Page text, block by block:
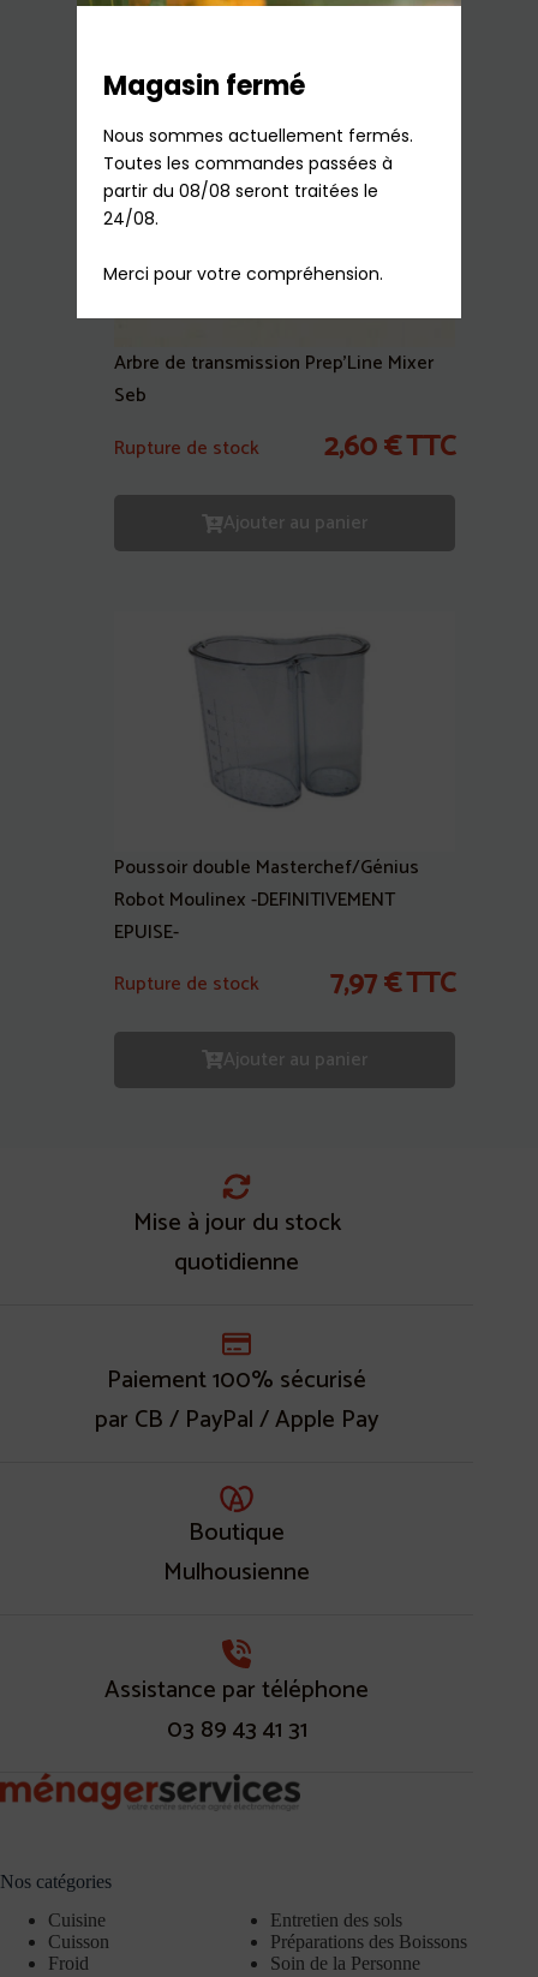
Arbre de transmission Prep’Line Mixer
Seb
Rupture de stock
2,60€TTC
Ajouter au panier
Poussoir double Masterchef/Génius
Robot Moulinex -DEFINITIVEMENT
EPUISE-
Rupture de stock
7,97€TTC
Ajouter au panier
Mise à jour du stock
quotidienne
Paiement 100% sécurisé
par CB / PayPal / Apple Pay
Boutique
Mulhousienne
Assistance par téléphone
03 89 43 41 31
Nos catégories
Cuisine
Cuisson
Froid
Entretien des sols
Préparations des Boissons
Soin de la Personne
Magasin fermé
Nous sommes actuellement fermés.
Toutes les commandes passées à
partir du 08/08 seront traitées le
24/08.
Merci pour votre compréhension.